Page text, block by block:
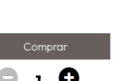
Comprar